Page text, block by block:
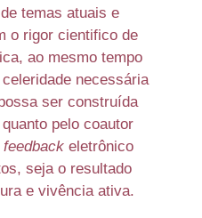
temas atuais e
o rigor cientifico de
ao mesmo tempo
necessária
ser construída
pelo coautor
feedback eletrônico
seja o resultado
e vivência ativa.